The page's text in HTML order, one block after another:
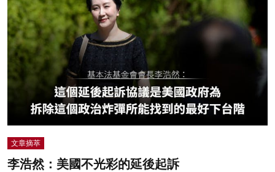
文章摘萃
李浩然：美國不光彩的延後起訴